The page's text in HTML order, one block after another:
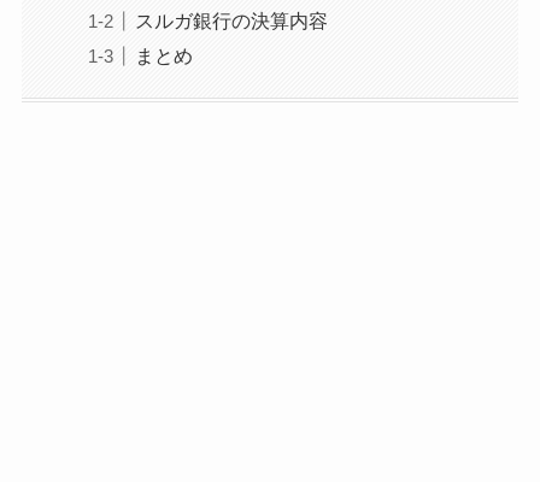
スルガ銀行の決算内容
まとめ